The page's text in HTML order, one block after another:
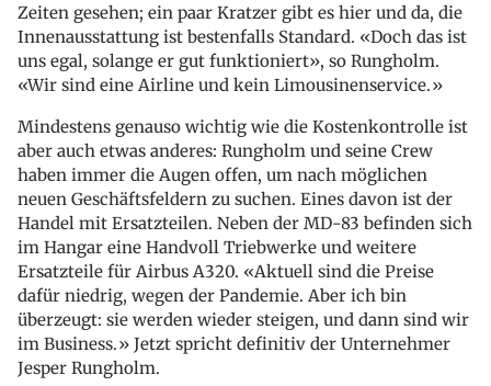
Zeiten gesehen; ein paar Kratzer gibt es hier und da, die
Innenausstattung ist bestenfalls Standard. «Doch das ist
uns egal, solange er gut funktioniert», so Rungholm.
«Wir sind eine Airline und kein Limousinenservice.»
Mindestens genauso wichtig wie die Kostenkontrolle ist
aber auch etwas anderes: Rungholm und seine Crew
haben immer die Augen offen, um nach möglichen
neuen Geschäftsfeldern zu suchen. Eines davon ist der
Handel mit Ersatzteilen. Neben der MD-83 befinden sich
im Hangar eine Handvoll Triebwerke und weitere
Ersatzteile für Airbus A320. «Aktuell sind die Preise
dafür niedrig, wegen der Pandemie. Aber ich bin
überzeugt: sie werden wieder steigen, und dann sind wir
im Business.» Jetzt spricht definitiv der Unternehmer
Jesper Rungholm.